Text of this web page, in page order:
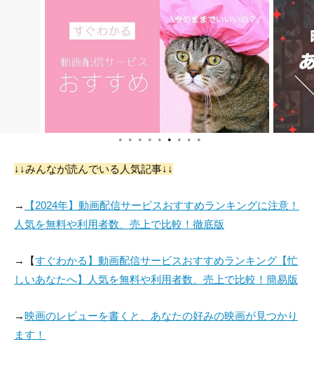
役：Erika (voice)
役：Marshadow (voi
ce)
役：Announcer
役：Caterpie 役：Lapras
● ● ● ● ● ● ● ● ●
↓↓みんなが読んでいる人気記事↓↓
→
【2024年】動画配信サービスおすすめランキングに注意！
人気を無料や利用者数、売上で比較！徹底版
→【すぐわかる】動画配信サービスおすすめランキング【忙
しいあなたへ】人気を無料や利用者数、売上で比較！簡易版
→映画のレビューを書くと、あなたの好みの映画が見つかり
ます！